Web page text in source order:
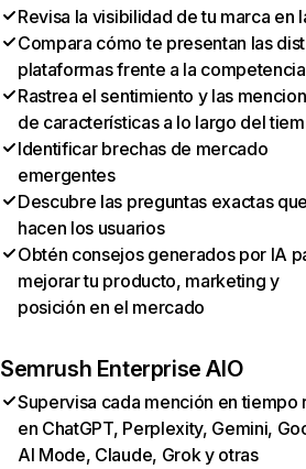
Revisa la visibilidad de tu marca en
Compara cómo te presentan las
plataformas frente a la competencia
Rastrea el sentimiento y las
de características a lo largo del
Identificar brechas de mercado
emergentes
Descubre las preguntas exactas
hacen los usuarios
Obtén consejos generados por IA
mejorar tu producto, marketing y
posición en el mercado
Semrush Enterprise AIO
Supervisa cada mención en tiempo
en ChatGPT, Perplexity, Gemini,
AI Mode, Claude, Grok y otras